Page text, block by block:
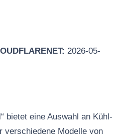
2026-05-
bietet eine Auswahl an Kühl-
verschiedene Modelle von